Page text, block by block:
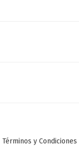
Términos y Condiciones